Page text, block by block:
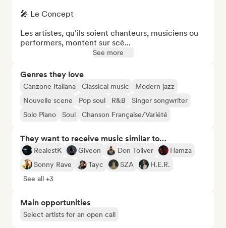
🎤 Le Concept
Les artistes, qu'ils soient chanteurs, musiciens ou
performers, montent sur scè...
See more
Genres they love
Canzone Italiana Classical music
Modern jazz
Nouvelle scene
Pop soul R&B
Singer songwriter
Solo Piano
Soul Chanson Française/Variété
They want to receive music similar to…
RealestK Giveon Don Toliver
Hamza
Sonny Rave
Tayc SZA
H.E.R.
See all +3
Main opportunities
Select artists for an open call